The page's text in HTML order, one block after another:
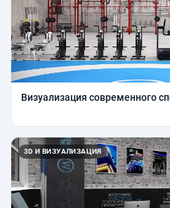
Визуализация современного
3D И ВИЗУАЛИЗАЦИЯ